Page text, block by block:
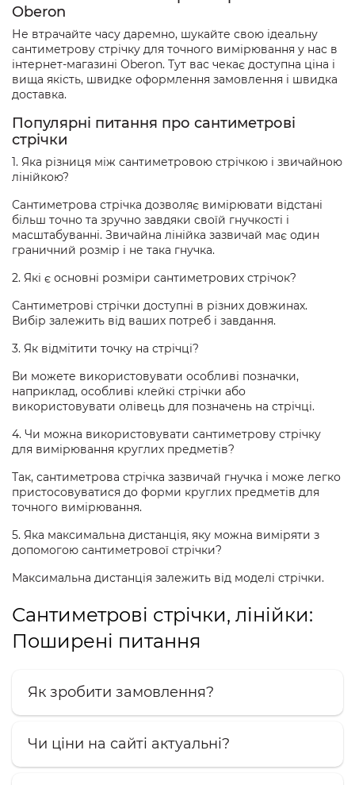
Oberon
Не втрачайте часу даремно, шукайте свою ідеальну
сантиметрову стрічку для точного вимірювання у нас в
інтернет-магазині Oberon. Тут вас чекає доступна ціна і
вища якість, швидке оформлення замовлення і швидка
доставка.
Популярні питання про сантиметрові
стрічки
1. Яка різниця між сантиметровою стрічкою і звичайною
лінійкою?
Сантиметрова стрічка дозволяє вимірювати відстані
більш точно та зручно завдяки своїй гнучкості і
масштабуванні. Звичайна лінійка зазвичай має один
граничний розмір і не така гнучка.
2. Які є основні розміри сантиметрових стрічок?
Сантиметрові стрічки доступні в різних довжинах.
Вибір залежить від ваших потреб і завдання.
3. Як відмітити точку на стрічці?
Ви можете використовувати особливі позначки,
наприклад, особливі клейкі стрічки або
використовувати олівець для позначень на стрічці.
4. Чи можна використовувати сантиметрову стрічку
для вимірювання круглих предметів?
Так, сантиметрова стрічка зазвичай гнучка і може легко
пристосовуватися до форми круглих предметів для
точного вимірювання.
5. Яка максимальна дистанція, яку можна виміряти з
допомогою сантиметрової стрічки?
Максимальна дистанція залежить від моделі стрічки.
Сантиметрові стрічки, лінійки:
Поширені питання
Як зробити замовлення?
Чи ціни на сайті актуальні?